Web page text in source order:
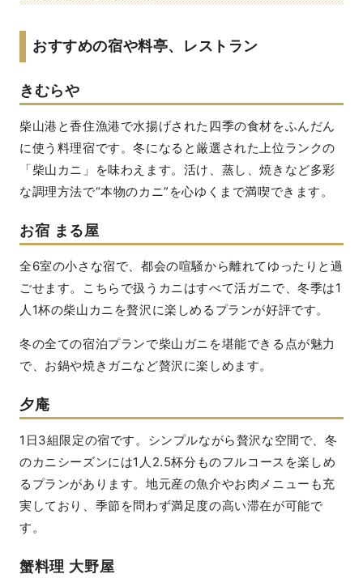
おすすめの宿や料亭、レストラン
きむらや
柴山港と香住漁港で水揚げされた四季の食材をふんだん
に使う料理宿です。冬になると厳選された上位ランクの
「柴山カニ」を味わえます。活け、蒸し、焼きなど多彩
な調理方法で“本物のカニ”を心ゆくまで満喫できます。
お宿 まる屋
全6室の小さな宿で、都会の喧騒から離れてゆったりと過
ごせます。こちらで扱うカニはすべて活ガニで、冬季は1
人1杯の柴山カニを贅沢に楽しめるプランが好評です。
冬の全ての宿泊プランで柴山ガニを堪能できる点が魅力
で、お鍋や焼きガニなど贅沢に楽しめます。
夕庵
1日3組限定の宿です。シンプルながら贅沢な空間で、冬
のカニシーズンには1人2.5杯分ものフルコースを楽しめ
るプランがあります。地元産の魚介やお肉メニューも充
実しており、季節を問わず満足度の高い滞在が可能で
す。
蟹料理 大野屋